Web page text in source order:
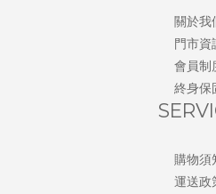
關於我
門市資
會員制
終身保
購物須
運送政